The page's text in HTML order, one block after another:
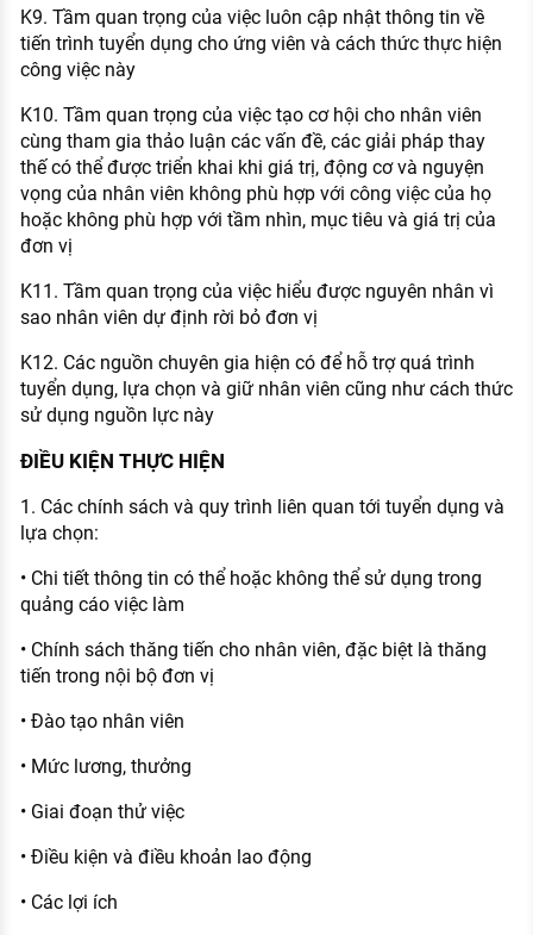
K9. Tầm quan trọng của việc luôn cập nhật thông tin về
tiến trình tuyển dụng cho ứng viên và cách thức thực hiện
công việc này
K10. Tầm quan trọng của việc tạo cơ hội cho nhân viên
cùng tham gia thảo luận các vấn đề, các giải pháp thay
thế có thể được triển khai khi giá trị, động cơ và nguyện
vọng của nhân viên không phù hợp với công việc của họ
hoặc không phù hợp với tầm nhìn, mục tiêu và giá trị của
đơn vị
K11. Tầm quan trọng của việc hiểu được nguyên nhân vì
sao nhân viên dự định rời bỏ đơn vị
K12. Các nguồn chuyên gia hiện có để hỗ trợ quá trình
tuyển dụng, lựa chọn và giữ nhân viên cũng như cách thức
sử dụng nguồn lực này
ĐIỀU KIỆN THỰC HIỆN
1. Các chính sách và quy trình liên quan tới tuyển dụng và
lựa chọn:
• Chi tiết thông tin có thể hoặc không thể sử dụng trong
quảng cáo việc làm
• Chính sách thăng tiến cho nhân viên, đặc biệt là thăng
tiến trong nội bộ đơn vị
• Đào tạo nhân viên
• Mức lương, thưởng
• Giai đoạn thử việc
• Điều kiện và điều khoản lao động
• Các lợi ích